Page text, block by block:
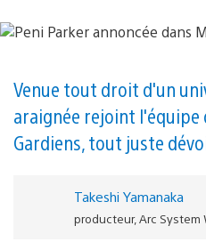
Venue tout droit d'un
araignée rejoint l'équipe
Gardiens, tout juste
Takeshi Yamanaka
producteur, Arc System